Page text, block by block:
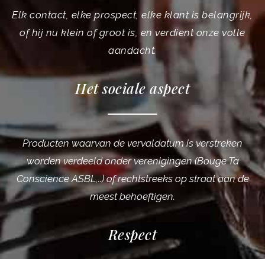
Elk contact, elke prospect, elke klant is belangrijk,
of hij nu klein of groot is, en verdient onze volle
aandacht.
Het sociale aspect
Producten waarvan de vervaldatum is verstreken
worden verdeeld onder verenigingen (Bouge Ta
Conscience ASBL,..) of rechtstreeks op straat aan de
meest behoeftigen.
Respect